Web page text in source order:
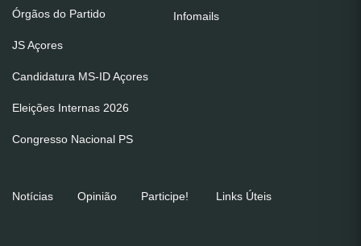
Órgãos do Partido
JS Açores
Candidatura MS-ID Açores
Eleições Internas 2026
Congresso Nacional PS
Infomails
Notícias Opinião Participe! Links Úteis